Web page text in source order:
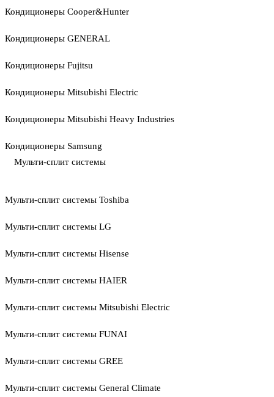
Кондиционеры Cooper&Hunter
Кондиционеры GENERAL
Кондиционеры Fujitsu
Кондиционеры Mitsubishi Electric
Кондиционеры Mitsubishi Heavy Industries
Кондиционеры Samsung
Мульти-сплит системы
Мульти-сплит системы Toshiba
Мульти-сплит системы LG
Мульти-сплит системы Hisense
Мульти-сплит системы HAIER
Мульти-сплит системы Mitsubishi Electric
Мульти-сплит системы FUNAI
Мульти-сплит системы GREE
Мульти-сплит системы General Climate